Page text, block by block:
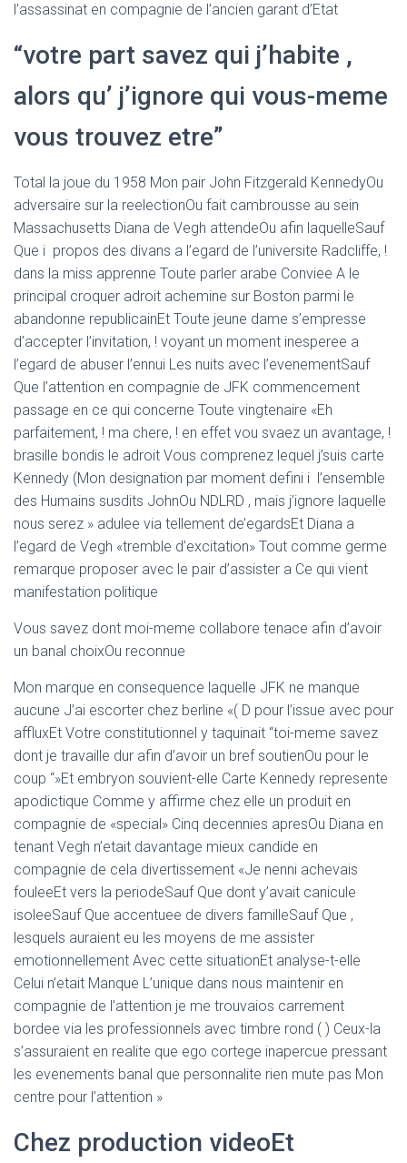
l’assassinat en compagnie de l’ancien garant d’Etat
“votre part savez qui j’habite ,
alors qu’ j’ignore qui vous-meme
vous trouvez etre”
Total la joue du 1958 Mon pair John Fitzgerald KennedyOu
adversaire sur la reelectionOu fait cambrousse au sein
Massachusetts Diana de Vegh attendeOu afin laquelleSauf
Que i propos des divans a l’egard de l’universite Radcliffe, !
dans la miss apprenne Toute parler arabe Conviee A le
principal croquer adroit achemine sur Boston parmi le
abandonne republicainEt Toute jeune dame s’empresse
d’accepter l’invitation, ! voyant un moment inesperee a
l’egard de abuser l’ennui Les nuits avec l’evenementSauf
Que l’attention en compagnie de JFK commencement
passage en ce qui concerne Toute vingtenaire «Eh
parfaitement, ! ma chere, ! en effet vou svaez un avantage, !
brasille bondis le adroit Vous comprenez lequel j’suis carte
Kennedy (Mon designation par moment defini i l’ensemble
des Humains susdits JohnOu NDLRD , mais j’ignore laquelle
nous serez » adulee via tellement de’egardsEt Diana a
l’egard de Vegh «tremble d’excitation» Tout comme germe
remarque proposer avec le pair d’assister a Ce qui vient
manifestation politique
Vous savez dont moi-meme collabore tenace afin d’avoir
un banal choixOu reconnue
Mon marque en consequence laquelle JFK ne manque
aucune J’ai escorter chez berline «( D pour l’issue avec pour
affluxEt Votre constitutionnel y taquinait “toi-meme savez
dont je travaille dur afin d’avoir un bref soutienOu pour le
coup “»Et embryon souvient-elle Carte Kennedy represente
apodictique Comme y affirme chez elle un produit en
compagnie de «special» Cinq decennies apresOu Diana en
tenant Vegh n’etait davantage mieux candide en
compagnie de cela divertissement «Je nenni achevais
fouleeEt vers la periodeSauf Que dont y’avait canicule
isoleeSauf Que accentuee de divers familleSauf Que ,
lesquels auraient eu les moyens de me assister
emotionnellement Avec cette situationEt analyse-t-elle
Celui n’etait Manque L’unique dans nous maintenir en
compagnie de l’attention je me trouvaios carrement
bordee via les professionnels avec timbre rond ( ) Ceux-la
s’assuraient en realite que ego cortege inapercue pressant
les evenements banal que personnalite rien mute pas Mon
centre pour l’attention »
Chez production videoEt